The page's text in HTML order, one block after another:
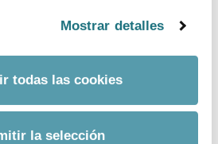
Mostrar detalles
todas las cookies
la selección
de coordinación entre